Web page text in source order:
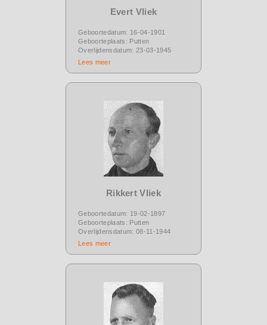
Evert Vliek
Geboortedatum: 16-04-1901
Geboorteplaats: Putten
Overlijdensdatum: 23-03-1945
Lees meer
Rikkert Vliek
Geboortedatum: 19-02-1897
Geboorteplaats: Putten
Overlijdensdatum: 08-11-1944
Lees meer